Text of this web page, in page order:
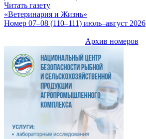
Читать газету
«Ветеринария и Жизнь»
Номер 07–08 (110–111) июль–август 2026
Архив номеров